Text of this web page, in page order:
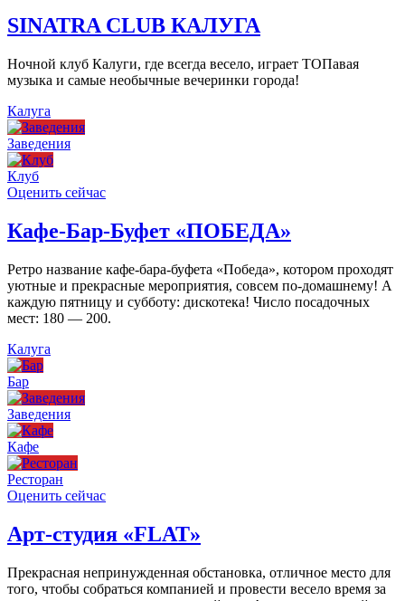
SINATRA CLUB КАЛУГА
Ночной клуб Калуги, где всегда весело, играет ТОПавая
музыка и самые необычные вечеринки города!
Калуга
Заведения
Клуб
Оценить сейчас
Кафе-Бар-Буфет «ПОБЕДА»
Ретро название кафе-бара-буфета «Победа», котором проходят
уютные и прекрасные мероприятия, совсем по-домашнему! А
каждую пятницу и субботу: дискотека! Число посадочных
мест: 180 — 200.
Калуга
Бар
Заведения
Кафе
Ресторан
Оценить сейчас
Арт-студия «FLAT»
Прекрасная непринужденная обстановка, отличное место для
того, чтобы собраться компанией и провести весело время за